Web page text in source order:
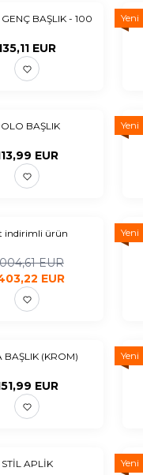
BAŞLIK - 100
EUR
Yeni
BAŞLIK
EUR
Yeni
indirimli ürün
EUR
EUR
Yeni
BAŞLIK (KROM)
EUR
Yeni
STİL APLİK Yeni